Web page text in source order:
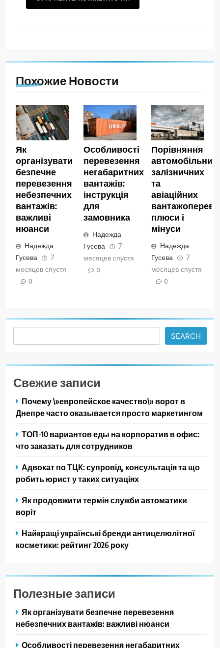
Похожие Новости
Як
організувати
безпечне
перевезення
небезпечних
вантажів:
важливі
нюанси
Надежда
Гусева
7
месяцев спустя
0
Особливості
перевезення
негабаритних
вантажів:
інструкція
для
замовника
Надежда
Гусева
7
месяцев спустя
0
Порівняння
автомобільних,
залізничних
та
авіаційних
плюси і
мінуси
Надежда
Гусева
7
месяцев спустя
0
SEARCH
Свежие записи
Почему \»европейское качество\» ворот в
Днепре часто оказывается просто маркетингом
ТОП-10 вариантов еды на корпоратив в офис:
что заказать для сотрудников
Адвокат по ТЦК: супровід, консультація та що
робить юрист у таких ситуаціях
Як продовжити термін служби автоматики
воріт
Найкращі українські бренди антицелюлітної
косметики: рейтинг 2026 року
Полезные записи
Як організувати безпечне перевезення
небезпечних вантажів: важливі нюанси
Особливості перевезення негабаритних